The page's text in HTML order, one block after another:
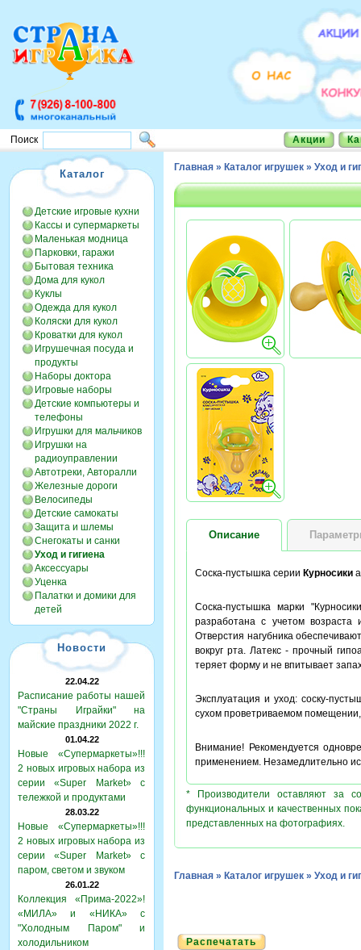
Поиск Акции
Каталог
Детские игровые кухни
Кассы и супермаркеты
Маленькая модница
Парковки, гаражи
Бытовая техника
Дома для кукол
Куклы
Одежда для кукол
Коляски для кукол
Кроватки для кукол
Игрушечная посуда и
продукты
Наборы доктора
Игровые наборы
Детские компьютеры и
телефоны
Игрушки для мальчиков
Игрушки на
радиоуправлении
Автотреки, Авторалли
Железные дороги
Велосипеды
Детские самокаты
Защита и шлемы
Снегокаты и санки
Уход и гигиена
Аксессуары
Уценка
Палатки и домики для
детей
Новости
22.04.22
Расписание работы нашей
"Страны Играйки" на
майские праздники 2022 г.
01.04.22
Новые «Супермаркеты»!!!
2 новых игровых набора из
серии «Super Market» с
тележкой и продуктами
28.03.22
Новые «Супермаркеты»!!!
2 новых игровых набора из
серии «Super Market» с
паром, светом и звуком
26.01.22
Коллекция «Прима-2022»!
«МИЛА» и «НИКА» с
"Холодным Паром" и
холодильником
Главная » Каталог игрушек » Уход и
Описание
Соска-пустышка серии Курносики
Соска-пустышка марки
разработана с учетом
Отверстия нагубника
вокруг рта. Латекс - прочный
теряет форму и не впитывает
Эксплуатация и уход: соску-
сухом проветриваемом
Внимание! Рекомендуется
применением. Незамедлительно
* Производители оставляют за
функциональных и качественных
представленных на фотографиях.
Главная » Каталог игрушек » Уход и
Распечатать